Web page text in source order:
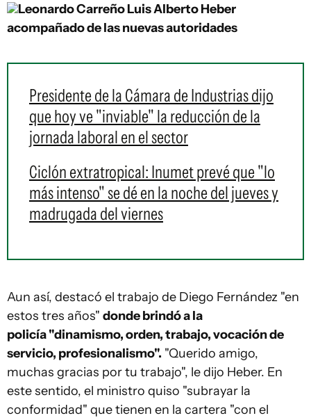
Leonardo CarreñoLuis Alberto Heber
acompañado de las nuevas autoridades
Presidente de la Cámara de Industrias dijo
que hoy ve "inviable" la reducción de la
jornada laboral en el sector
Ciclón extratropical: Inumet prevé que "lo
más intenso" se dé en la noche del jueves y
madrugada del viernes
Aun así, destacó el trabajo de Diego Fernández "en
estos tres años" donde brindó a la
policía "dinamismo, orden, trabajo, vocación de
servicio, profesionalismo". "Querido amigo,
muchas gracias por tu trabajo", le dijo Heber. En
este sentido, el ministro quiso "subrayar la
conformidad" que tienen en la cartera "con el